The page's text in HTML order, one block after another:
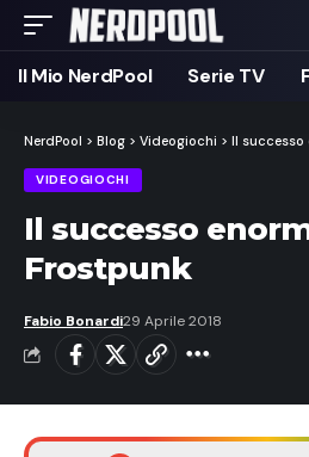
Il Mio NerdPool Serie TV
NerdPool > Blog > Videogiochi > Il successo
VIDEOGIOCHI
Il successo
Frostpunk
Fabio Bonardi29 Aprile 2018